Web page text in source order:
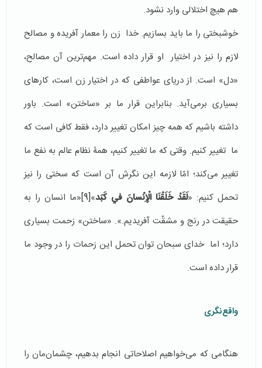
هم هيچ اختلالی وارد نشود.
خوشبختی را ما باید بسازیم. خدا زن را معمار آفریده و مصالح
لازم را نیز در اختيار او قرار داده است. مهم‌ترین آن مصالح،
«دل» است. از دريای عواطفی كه در اختيار زن است، کارهای
بسیاری برمی‌آید. بنابراین قرار ما بر «ساختن» است. باور
داشته باشیم که همه چیز امکان تغییر دارد، فقط کافی است که
ما تغییر کنیم. وقتی که ما تغییر کنیم، همۀ نظام عالم به نفع ما
تغییر می‌‌‌کند؛ امّا لازمه این نگرش آن است که سختی را نیز
تحمل كنيم: «لَقَدْ خَلَقْنَا الْإِنْسانَ في‏ كَبَد»
[9] «ما انسان را به
حقیقت در رنج و مشقّت آفریدیم.». «ساختن» زحمت بسیاری
دارد؛ اما خدای سبحان توان تحمل این زحمات را در وجود ما
قرار داده است.
واقع‌نگری
هنگامی که می‌خواهیم اصلاحاتی انجام بدهیم، چشمان‌مان را